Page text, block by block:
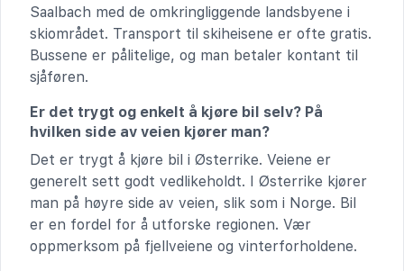
Saalbach med de omkringliggende landsbyene i
skiområdet. Transport til skiheisene er ofte gratis.
Bussene er pålitelige, og man betaler kontant til
sjåføren.
Er det trygt og enkelt å kjøre bil selv? På
hvilken side av veien kjører man?
Det er trygt å kjøre bil i Østerrike. Veiene er
generelt sett godt vedlikeholdt. I Østerrike kjører
man på høyre side av veien, slik som i Norge. Bil
er en fordel for å utforske regionen. Vær
oppmerksom på fjellveiene og vinterforholdene.